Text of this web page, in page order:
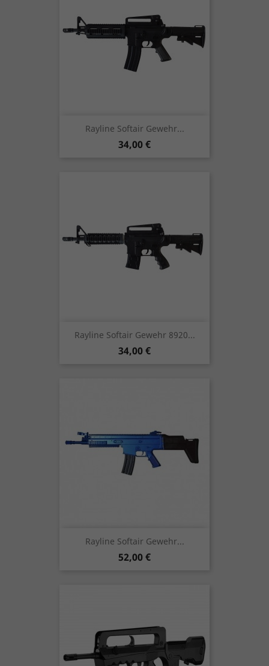
Rayline Softair Gewehr...
Preis
34,00 €
Rayline Softair Gewehr 8920...
Preis
34,00 €
Rayline Softair Gewehr...
Preis
52,00 €